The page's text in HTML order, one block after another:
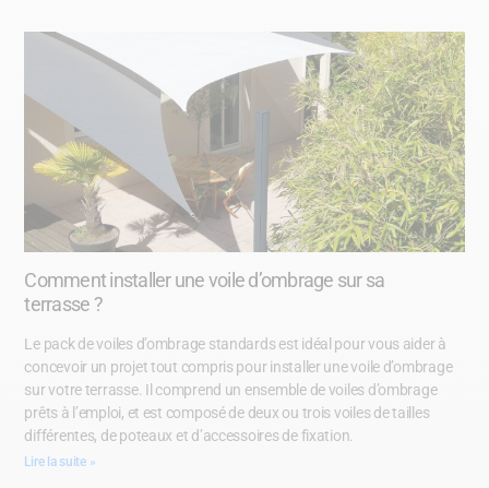
Comment installer une voile d’ombrage sur sa
terrasse ?
Le pack de voiles d’ombrage standards est idéal pour vous aider à
concevoir un projet tout compris pour installer une voile d’ombrage
sur votre terrasse. Il comprend un ensemble de voiles d’ombrage
prêts à l’emploi, et est composé de deux ou trois voiles de tailles
différentes, de poteaux et d’accessoires de fixation.
Lire la suite »